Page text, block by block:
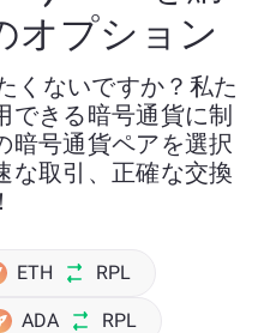
オプション
くないですか？私た
できる暗号通貨に制
暗号通貨ペアを選択
な取引、正確な交換
ETH RPL
ADA RPL